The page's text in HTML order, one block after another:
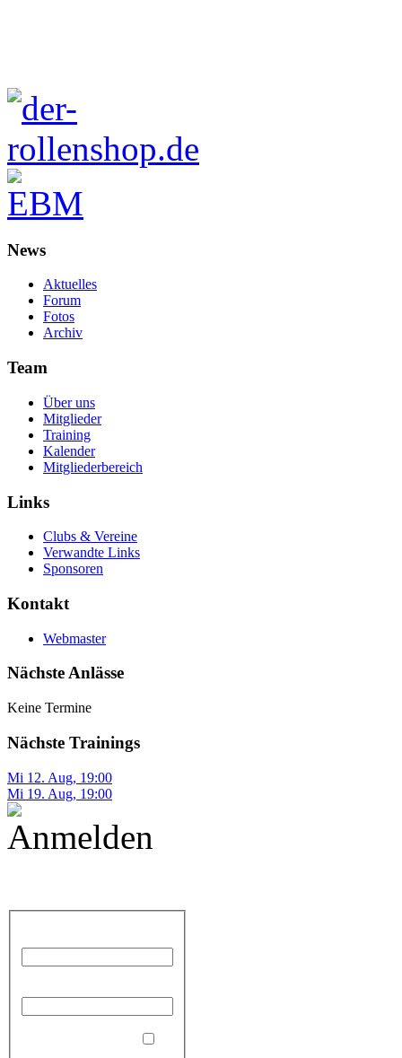
News
Aktuelles
Forum
Fotos
Archiv
Team
Über uns
Mitglieder
Training
Kalender
Mitgliederbereich
Links
Clubs & Vereine
Verwandte Links
Sponsoren
Kontakt
Webmaster
Nächste Anlässe
Keine Termine
Nächste Trainings
Mi 12. Aug, 19:00
Mi 19. Aug, 19:00